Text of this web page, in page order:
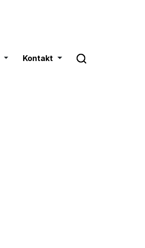
Toggle dropdown
Kontakt
Kontakt Toggle dropdown